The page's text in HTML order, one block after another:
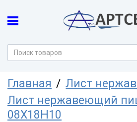
Главная
Лист
Лист нержавеющий
08Х18Н10